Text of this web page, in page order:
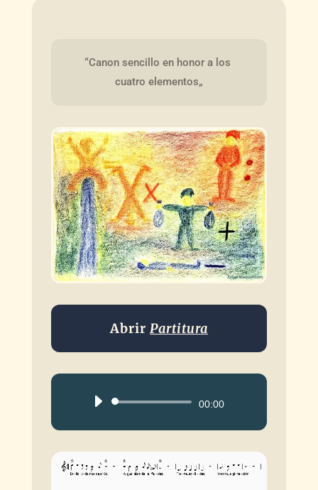
“Canon sencillo en honor a los
cuatro elementos„
Abrir Partitura
Reproductor00:00